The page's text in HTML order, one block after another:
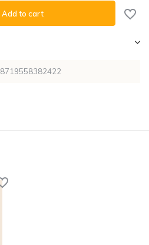
Add to cart
8719558382422